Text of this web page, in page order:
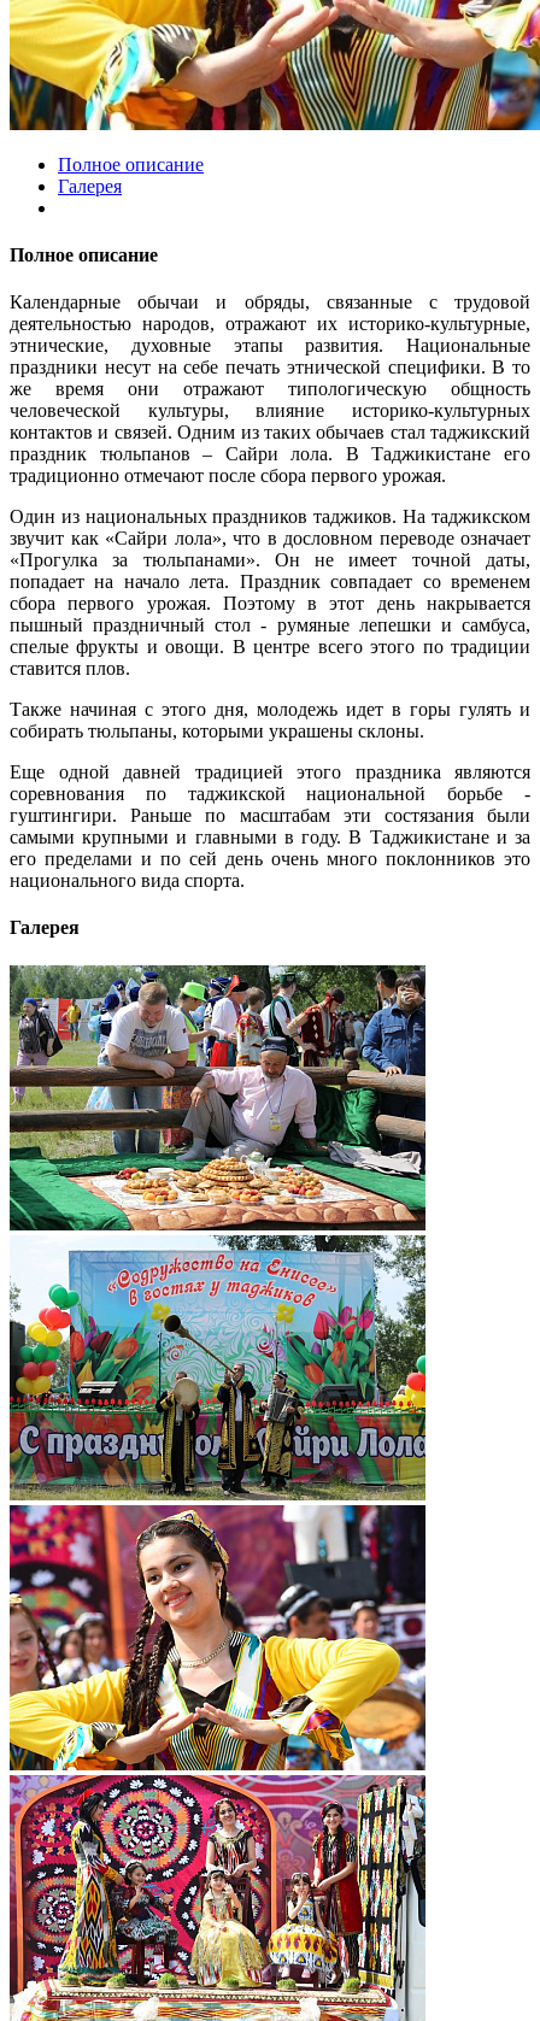
Полное описание
Галерея
Полное описание
Календарные обычаи и обряды, связанные с трудовой
деятельностью народов, отражают их историко-культурные,
этнические, духовные этапы развития. Национальные
праздники несут на себе печать этнической специфики. В то
же время они отражают типологическую общность
человеческой культуры, влияние историко-культурных
контактов и связей. Одним из таких обычаев стал таджикский
праздник тюльпанов – Сайри лола. В Таджикистане его
традиционно отмечают после сбора первого урожая.
Один из национальных праздников таджиков. На таджикском
звучит как «Сайри лола», что в дословном переводе означает
«Прогулка за тюльпанами». Он не имеет точной даты,
попадает на начало лета. Праздник совпадает со временем
сбора первого урожая. Поэтому в этот день накрывается
пышный праздничный стол - румяные лепешки и самбуса,
спелые фрукты и овощи. В центре всего этого по традиции
ставится плов.
Также начиная с этого дня, молодежь идет в горы гулять и
собирать тюльпаны, которыми украшены склоны.
Еще одной давней традицией этого праздника являются
соревнования по таджикской национальной борьбе -
гуштингири. Раньше по масштабам эти состязания были
самыми крупными и главными в году. В Таджикистане и за
его пределами и по сей день очень много поклонников это
национального вида спорта.
Галерея